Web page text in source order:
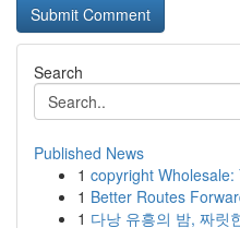
Search
Published News
1 copyright
1 Better Routes
1 다낭 유흥의 밤, 짜릿